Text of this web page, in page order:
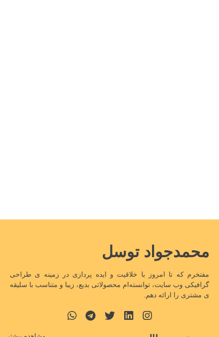
محمدجواد توسل
مفتخرم که تا امروز با خلاقیت و ایده پردازی در زمینه ی طراحی
گرافیکی وب سایت، توانسته‌ام محصولاتی بدیع، زیبا و متناسب با سلیقه
ی مشتری را ارائه دهم.